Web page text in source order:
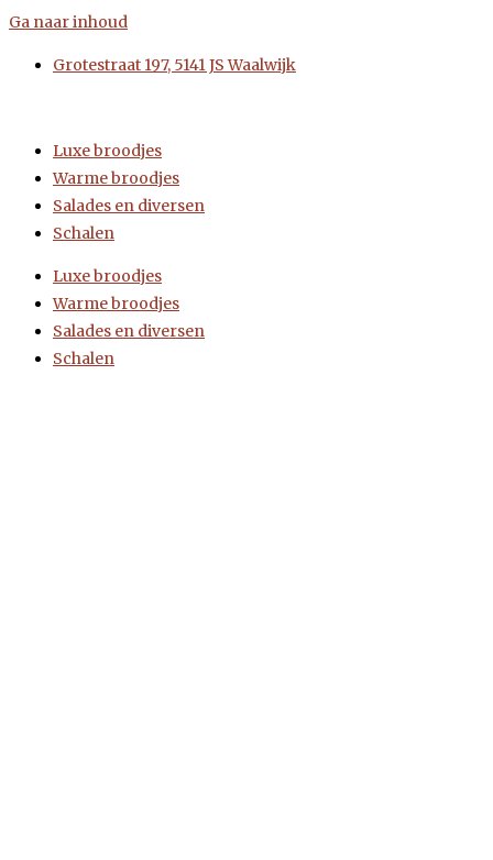
Ga naar inhoud
Grotestraat 197, 5141 JS Waalwijk
Luxe broodjes
Warme broodjes
Salades en diversen
Schalen
Luxe broodjes
Warme broodjes
Salades en diversen
Schalen